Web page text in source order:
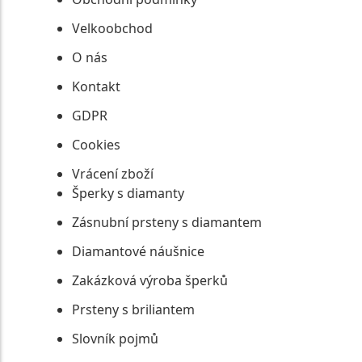
Velkoobchod
O nás
Kontakt
GDPR
Cookies
Vrácení zboží
Šperky s diamanty
Zásnubní prsteny s diamantem
Diamantové náušnice
Zakázková výroba šperků
Prsteny s briliantem
Slovník pojmů